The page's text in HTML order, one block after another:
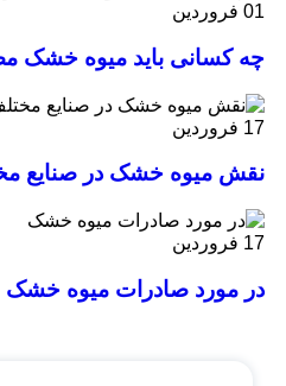
01 فروردین
چه کسانی باید میوه خشک
17 فروردین
نقش میوه خشک در صنایع
17 فروردین
در مورد صادرات میوه خشک